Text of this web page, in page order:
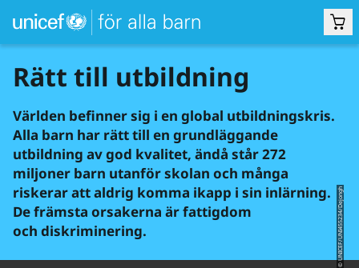
Rätt till utbildning
Världen befinner sig i en global utbildningskris.
Alla barn har rätt till en grundläggande
utbildning av god kvalitet, ändå står 272
miljoner barn utanför skolan och många
riskerar att aldrig komma ikapp i sin inlärning.
De främsta orsakerna är fattigdom
och diskriminering.
© UNICEF/UNI455234/Dejongh